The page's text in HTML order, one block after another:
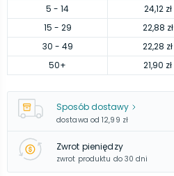
5 - 14 24,12 zł
15 - 29 22,88 zł
30 - 49 22,28 zł
50+ 21,90 zł
Sposób dostawy
dostawa od 12,99 zł
Zwrot pieniędzy
zwrot produktu do 30 dni